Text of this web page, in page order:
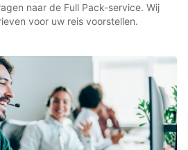
naar de Full Pack-service. Wij
voor uw reis voorstellen.